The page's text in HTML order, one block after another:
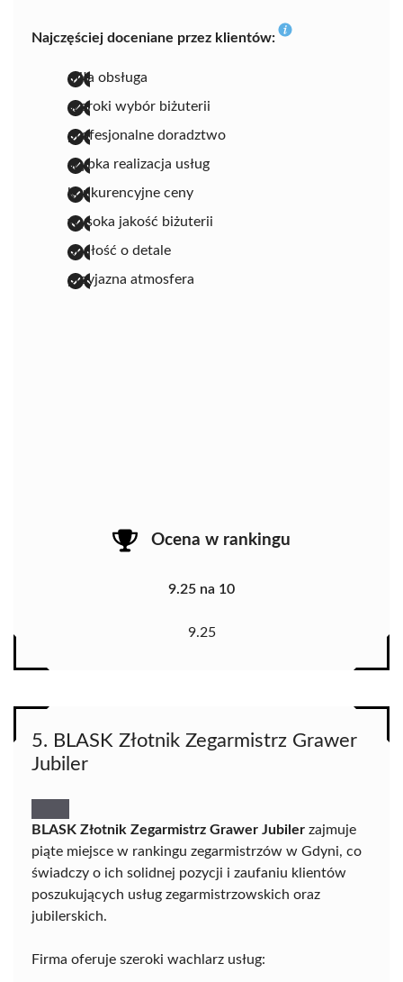
Najczęściej doceniane przez klientów:
miła obsługa
szeroki wybór biżuterii
profesjonalne doradztwo
szybka realizacja usług
konkurencyjne ceny
wysoka jakość biżuterii
dbałość o detale
przyjazna atmosfera
Ocena w rankingu
9.25 na 10
9.25
5. BLASK Złotnik Zegarmistrz Grawer
Jubiler
BLASK Złotnik Zegarmistrz Grawer Jubiler zajmuje
piąte miejsce w rankingu zegarmistrzów w Gdyni, co
świadczy o ich solidnej pozycji i zaufaniu klientów
poszukujących usług zegarmistrzowskich oraz
jubilerskich.
Firma oferuje szeroki wachlarz usług: